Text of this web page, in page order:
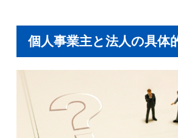
個人事業主と法人の具体